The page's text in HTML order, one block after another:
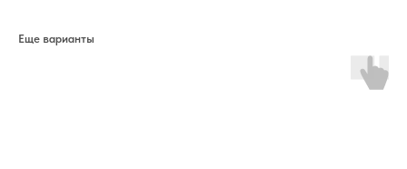
Еще варианты